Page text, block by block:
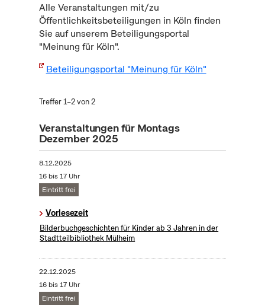
Alle Veranstaltungen mit/zu
Öffentlichkeitsbeteiligungen in Köln finden
Sie auf unserem Beteiligungsportal
"Meinung für Köln".
Beteiligungsportal "Meinung für Köln"
Treffer 1–2 von 2
Veranstaltungen für Montags
Dezember 2025
8.12.2025
16 bis 17 Uhr
Eintritt frei
Vorlesezeit
Bilderbuchgeschichten für Kinder ab 3 Jahren in der
Stadtteilbibliothek Mülheim
22.12.2025
16 bis 17 Uhr
Eintritt frei